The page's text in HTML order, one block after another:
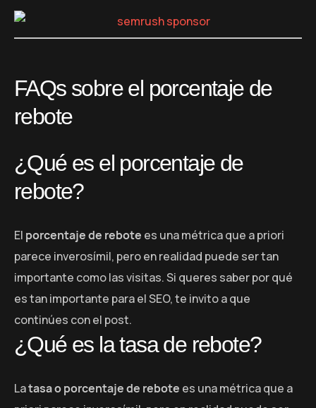
FAQs sobre el porcentaje de
rebote
¿Qué es el porcentaje de
rebote?
El porcentaje de rebote es una métrica que a priori
parece inverosímil, pero en realidad puede ser tan
importante como las visitas. Si queres saber por qué
es tan importante para el SEO, te invito a que
continúes con el post.
¿Qué es la tasa de rebote?
Latasa o porcentaje de rebote es una métrica que a